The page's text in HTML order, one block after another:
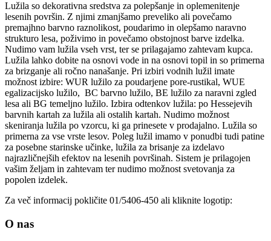
Lužila so dekorativna sredstva za polepšanje in oplemenitenje
lesenih površin. Z njimi zmanjšamo preveliko ali povečamo
premajhno barvno raznolikost, poudarimo in olepšamo naravno
strukturo lesa, poživimo in povečamo obstojnost barve izdelka.
Nudimo vam lužila vseh vrst, ter se prilagajamo zahtevam kupca.
Lužila lahko dobite na osnovi vode in na osnovi topil in so primerna
za brizganje ali ročno nanašanje. Pri izbiri vodnih lužil imate
možnost izbire: WUR lužilo za poudarjene pore-rustikal, WUE
egalizacijsko lužilo, BC barvno lužilo, BE lužilo za naravni zgled
lesa ali BG temeljno lužilo. Izbira odtenkov lužila: po Hessejevih
barvnih kartah za lužila ali ostalih kartah. Nudimo možnost
skeniranja lužila po vzorcu, ki ga prinesete v prodajalno. Lužila so
primerna za vse vrste lesov. Poleg lužil imamo v ponudbi tudi patine
za posebne starinske učinke, lužila za brisanje za izdelavo
najrazličnejših efektov na lesenih površinah. Sistem je prilagojen
vašim željam in zahtevam ter nudimo možnost svetovanja za
popolen izdelek.
Za več informacij pokličite 01/5406-450 ali kliknite logotip:
O nas